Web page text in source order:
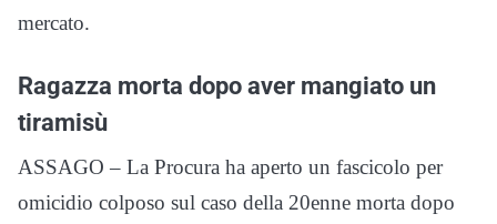
mercato.
Ragazza morta dopo aver mangiato un
tiramisù
ASSAGO – La Procura ha aperto un fascicolo per
omicidio colposo sul caso della 20enne morta dopo